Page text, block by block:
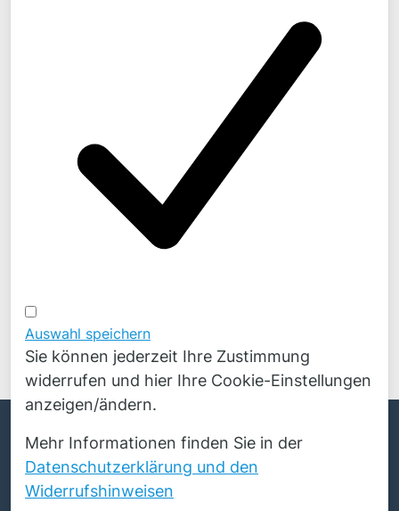
News, Hintergründe, Kommentare zu unseren
Projekten finden Sie täglich frisch aufLinkedIn
© Copyright 2026 Novicos GmbH. Alle Rechte
vorbehalten.
Impressum
Auswahl speichern
Sie können jederzeit Ihre Zustimmung
widerrufen und hier Ihre Cookie-Einstellungen
anzeigen/ändern.
Mehr Informationen finden Sie in der
Datenschutzerklärung und den
Widerrufshinweisen